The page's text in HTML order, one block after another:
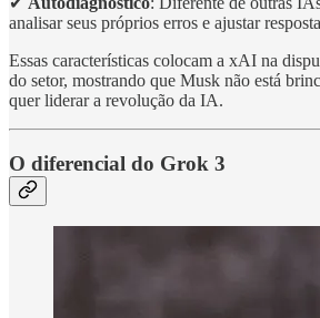
analisar seus próprios erros e ajustar
Essas características colocam a xAI na
do setor, mostrando que Musk não está
quer liderar a revolução da IA.
O diferencial do Grok 3